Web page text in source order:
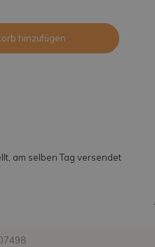
hinzufügen
am selben Tag versendet